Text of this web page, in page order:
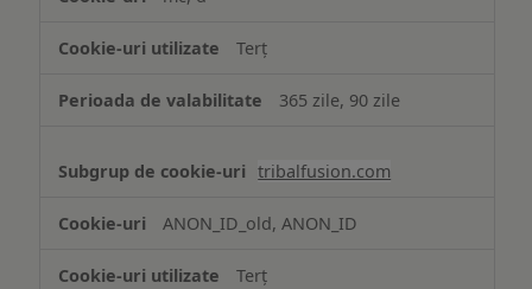
Terț
365 zile, 90 zile
tribalfusion.com
ANON_ID_old, ANON_ID
Terț